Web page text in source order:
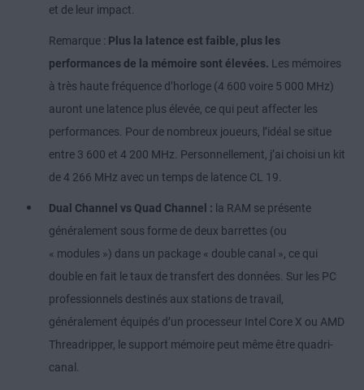
et de leur impact.
Remarque : Plus la latence est faible, plus les
performances de la mémoire sont élevées. Les mémoires
à très haute fréquence d’horloge (4 600 voire 5 000 MHz)
auront une latence plus élevée, ce qui peut affecter les
performances. Pour de nombreux joueurs, l’idéal se situe
entre 3 600 et 4 200 MHz. Personnellement, j’ai choisi un kit
de 4 266 MHz avec un temps de latence CL 19.
Dual Channel vs Quad Channel : la RAM se présente
généralement sous forme de deux barrettes (ou
« modules ») dans un package « double canal », ce qui
double en fait le taux de transfert des données. Sur les PC
professionnels destinés aux stations de travail,
généralement équipés d’un processeur Intel Core X ou AMD
Threadripper, le support mémoire peut même être quadri-
canal.